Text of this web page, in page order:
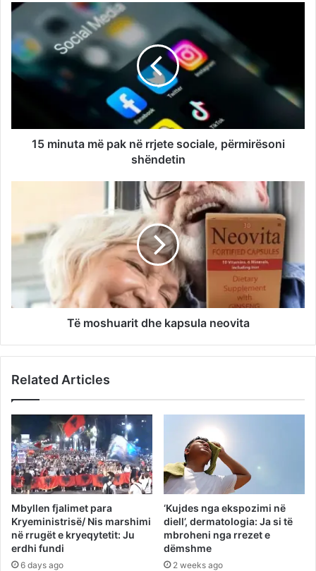
15 minuta më pak në rrjete sociale, përmirësoni
shëndetin
Të moshuarit dhe kapsula neovita
Related Articles
Mbyllen fjalimet para
Kryeministrisë/ Nis marshimi
në rrugët e kryeqytetit: Ju
erdhi fundi
6 days ago
‘Kujdes nga ekspozimi në
diell’, dermatologia: Ja si të
mbroheni nga rrezet e
dëmshme
2 weeks ago